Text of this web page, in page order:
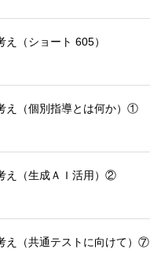
え（ショート 605）
え（個別指導とは何か）①
え（生成ＡＩ活用）②
え（共通テストに向けて）⑦